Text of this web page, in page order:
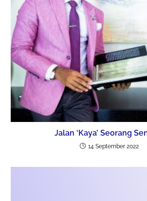
Jalan ‘Kaya’ Seorang
14 September 2022